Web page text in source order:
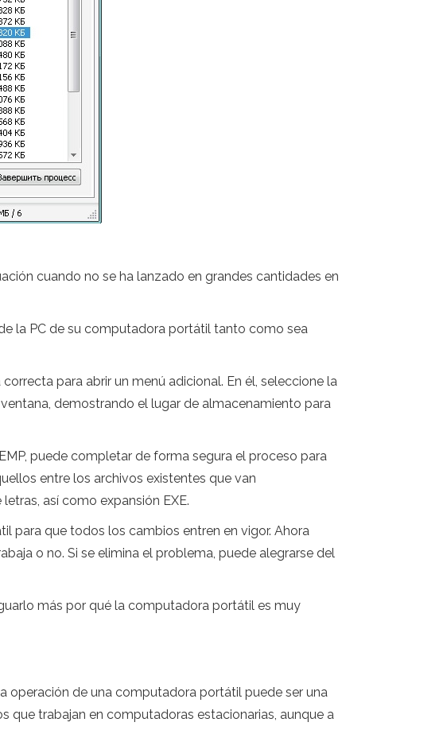
cuando no se ha lanzado en grandes cantidades en
la PC de su computadora portátil tanto como sea
para abrir un menú adicional. En él, seleccione la
demostrando el lugar de almacenamiento para
puede completar de forma segura el proceso para
entre los archivos existentes que van
así como expansión EXE.
para que todos los cambios entren en vigor. Ahora
o no. Si se elimina el problema, puede alegrarse del
más por qué la computadora portátil es muy
operación de una computadora portátil puede ser una
que trabajan en computadoras estacionarias, aunque a